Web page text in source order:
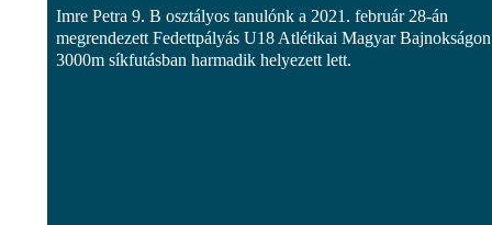
Imre Petra 9. B osztályos tanulónk a 2021. február 28-án
megrendezett Fedettpályás U18 Atlétikai Magyar Bajnokságon
3000m síkfutásban harmadik helyezett lett.